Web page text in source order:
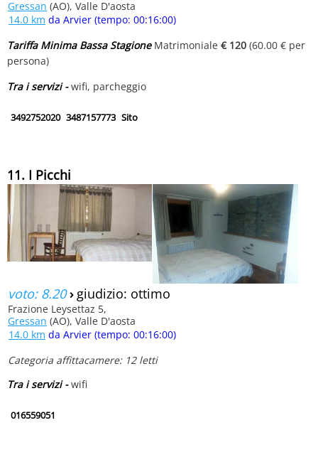
Gressan (AO), Valle D'aosta
14.0 km da Arvier (tempo: 00:16:00)
Tariffa Minima Bassa StagioneMatrimoniale € 120 (60.00 € per
persona)
Tra i servizi -wifi, parcheggio
3492752020 3487157773 Sito
11. I Picchi
voto: 8.20› giudizio: ottimo
Frazione Leysettaz 5,
Gressan (AO), Valle D'aosta
14.0 km da Arvier (tempo: 00:16:00)
Categoria affittacamere: 12 letti
Tra i servizi -wifi
016559051